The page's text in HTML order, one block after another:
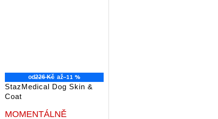
od226 Kč až–11 %
StazMedical Dog Skin &
Coat
Průměrné
MOMENTÁLNĚ